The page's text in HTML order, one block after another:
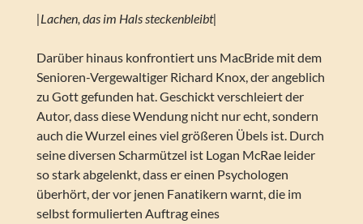
|Lachen, das im Hals steckenbleibt|
Darüber hinaus konfrontiert uns MacBride mit dem
Senioren-Vergewaltiger Richard Knox, der angeblich
zu Gott gefunden hat. Geschickt verschleiert der
Autor, dass diese Wendung nicht nur echt, sondern
auch die Wurzel eines viel größeren Übels ist. Durch
seine diversen Scharmützel ist Logan McRae leider
so stark abgelenkt, dass er einen Psychologen
überhört, der vor jenen Fanatikern warnt, die im
selbst formulierten Auftrag eines